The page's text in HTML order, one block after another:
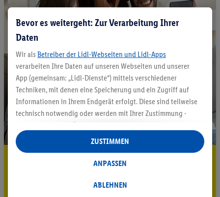
5.95 € Versand sparen³²ᵃ
Bevor es weitergeht: Zur Verarbeitung Ihrer
Daten
Wir als Betreiber der Lidl-Webseiten und Lidl-Apps
verarbeiten Ihre Daten auf unseren Webseiten und unserer
App (gemeinsam: „Lidl-Dienste“) mittels verschiedener
Techniken, mit denen eine Speicherung und ein Zugriff auf
Informationen in Ihrem Endgerät erfolgt. Diese sind teilweise
technisch notwendig oder werden mit Ihrer Zustimmung -
auch durch Partner (u.a.
Verantwortliche; im Zusammenhang mit dem IAB TCF
insgesamt
Statistik-Erstellung oder für personalisierte Werbung
Datenverarbeitungen für personalisierte Werbung werden
ABLEHNEN
ANPASSEN
ZUSTIMMEN